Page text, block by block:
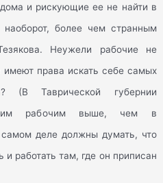
и рискующие ее не найти в
более чем странным
Неужели рабочие не
права искать себе самых
(В Таврической губернии
рабочим выше, чем в
деле должны думать, что
и работать там, где он приписан